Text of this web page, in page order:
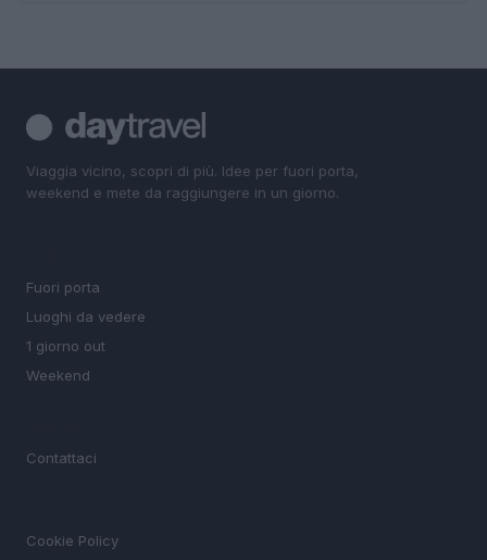
Viaggia vicino, scopri di più. Idee per fuori porta,
weekend e mete da raggiungere in un giorno.
Fuori porta
Luoghi da vedere
1 giorno out
Weekend
Contattaci
Cookie Policy